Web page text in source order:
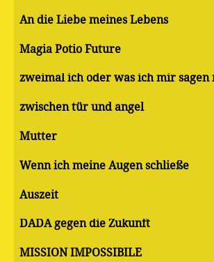
An die Liebe meines Lebens
Magia Potio Future
zweimal ich oder was ich mir sagen
zwischen tür und angel
Mutter
Wenn ich meine Augen schließe
Auszeit
DADA gegen die Zukunft
MISSION IMPOSSIBILE